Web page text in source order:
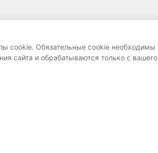
cookie. Обязательные cookie необходимы
сайта и обрабатываются только с вашего